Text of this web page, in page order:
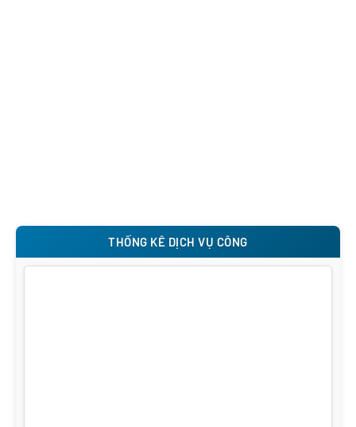
THỐNG KÊ DỊCH VỤ CÔNG